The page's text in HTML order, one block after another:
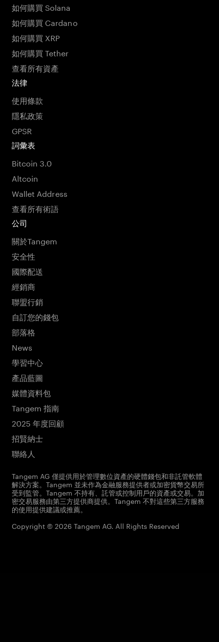
如何購買 Solana
如何購買 Cardano
如何購買 XRP
如何購買 Tether
查看所有資產
法律
使用條款
隱私政策
GPSR
詞彙表
Bitcoin 3.0
Altcoin
Wallet Address
查看所有術語
公司
關於Tangem
安全性
國際配送
經銷商
聯盟行銷
自訂您的錢包
部落格
News
學習中心
產品藍圖
媒體資料包
Tangem 指南
2025 年度回顧
招賢納士
聯絡人
Tangem AG 僅提供用於管理數位資產的硬體錢包和非託管軟體
解決方案。Tangem 並未作為金融服務提供者或加密貨幣交易所
受到監管。Tangem 不持有、託管或控制用戶的資產或交易。加
密交易服務由第三方提供商提供。Tangem 不對這些第三方服務
的使用提供建議或推薦。